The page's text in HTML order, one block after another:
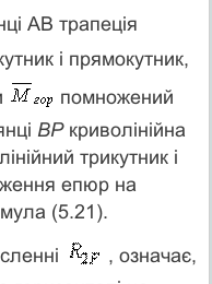
АВ трапеція
і прямокутник,
помножений
ВРкриволінійна
трикутник і
епюр на
(5.21).
, означає,